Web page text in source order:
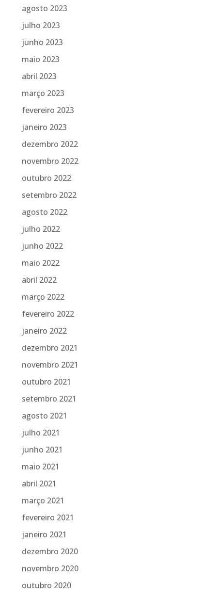
agosto 2023
julho 2023
junho 2023
maio 2023
abril 2023
março 2023
fevereiro 2023
janeiro 2023
dezembro 2022
novembro 2022
outubro 2022
setembro 2022
agosto 2022
julho 2022
junho 2022
maio 2022
abril 2022
março 2022
fevereiro 2022
janeiro 2022
dezembro 2021
novembro 2021
outubro 2021
setembro 2021
agosto 2021
julho 2021
junho 2021
maio 2021
abril 2021
março 2021
fevereiro 2021
janeiro 2021
dezembro 2020
novembro 2020
outubro 2020